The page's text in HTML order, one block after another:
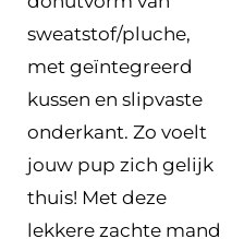
sweatstof/pluche,
met geïntegreerd
kussen en slipvaste
onderkant. Zo voelt
jouw pup zich gelijk
thuis! Met deze
lekkere zachte mand